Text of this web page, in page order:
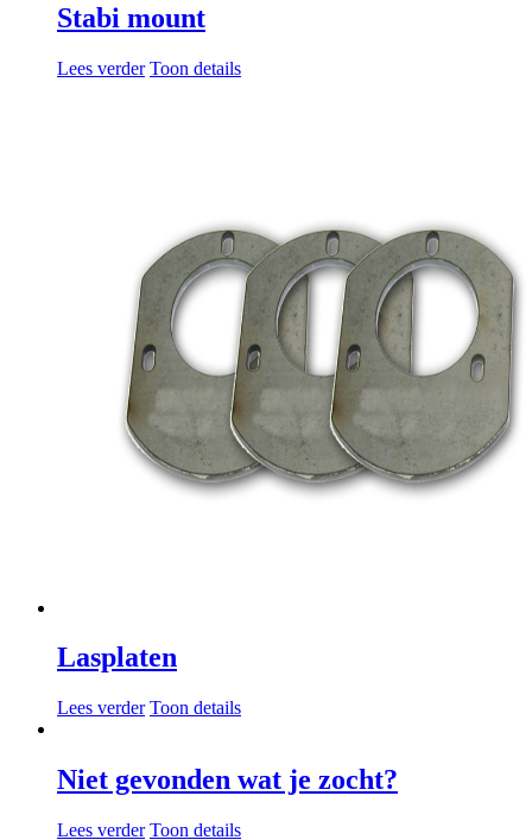
Stabi mount
Lees verder Toon details
Lasplaten
Lees verder Toon details
Niet gevonden wat je zocht?
Lees verder Toon details